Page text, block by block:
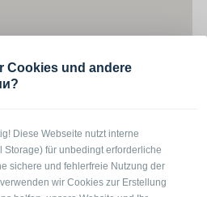
Lenting, zwei Schlafzimmer mit je zwei
Bad, Waschmaschine im Keller.
Cookies und andere
Diese Webseite nutzt interne
für unbedingt erforderliche
sichere und fehlerfreie Nutzung der
wir Cookies zur Erstellung